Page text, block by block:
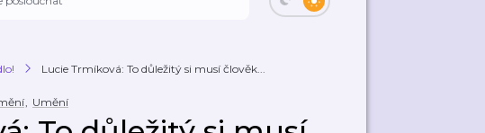
Lucie Trmíková: To důležitý si musí člověk...
, Umění